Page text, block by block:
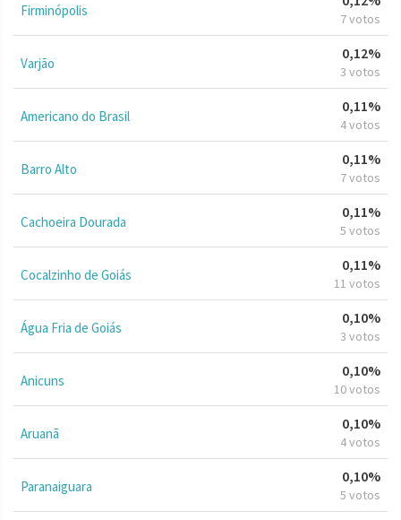
Firminópolis 7 votos
Varjão
0,12%
3 votos
Americano do Brasil
0,11%
4 votos
Barro Alto
0,11%
7 votos
Cachoeira Dourada
0,11%
5 votos
Cocalzinho de Goiás
0,11%
11 votos
Água Fria de Goiás
0,10%
3 votos
Anicuns
0,10%
10 votos
Aruanã
0,10%
4 votos
Paranaiguara
0,10%
5 votos